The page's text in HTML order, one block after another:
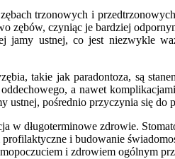
trzonowych i
zębów, czyniąc je bardziej
jamy ustnej, co jest niezwykle
takie jak paradontoza, są
a nawet
pośrednio przyczynia się do
długoterminowe zdrowie.
i budowanie
i zdrowiem ogólnym